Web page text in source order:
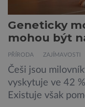
Geneticky
mohou být
PŘÍRODA ZAJÍMAVOSTI
Češi jsou
vyskytuje ve 42
Existuje však